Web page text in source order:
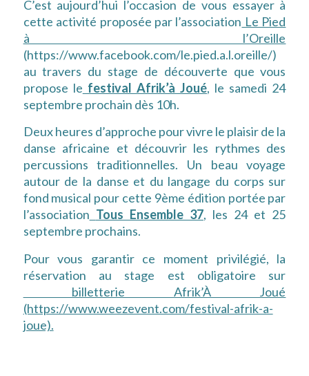
C’est aujourd’hui l’occasion de vous essayer à
cette activité proposée par l’association Le Pied
à l’Oreille
(https://www.facebook.com/le.pied.a.l.oreille/)
au travers du stage de découverte que vous
propose le festival Afrik’à Joué, le samedi 24
septembre prochain dès 10h.
Deux heures d’approche pour vivre le plaisir de la
danse africaine et découvrir les rythmes des
percussions traditionnelles. Un beau voyage
autour de la danse et du langage du corps sur
fond musical pour cette 9ème édition portée par
l’association Tous Ensemble 37, les 24 et 25
septembre prochains.
Pour vous garantir ce moment privilégié, la
réservation au stage est obligatoire sur
billetterie Afrik’À Joué
(https://www.weezevent.com/festival-afrik-a-
joue).